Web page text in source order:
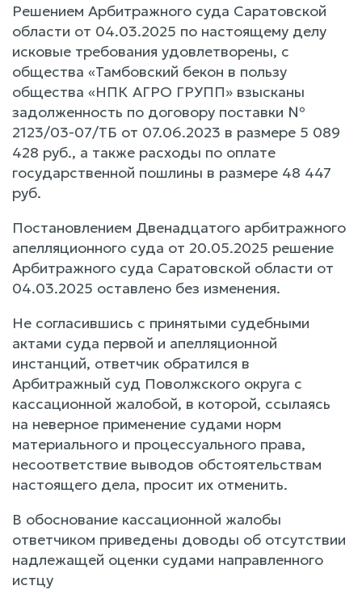
Решением Арбитражного суда Саратовской
области от 04.03.2025 по настоящему делу
исковые требования удовлетворены, с
общества «Тамбовский бекон в пользу
общества «НПК АГРО ГРУПП» взысканы
задолженность по договору поставки №
2123/03-07/ТБ от 07.06.2023 в размере 5 089
428 руб., а также расходы по оплате
государственной пошлины в размере 48 447
руб.
Постановлением Двенадцатого арбитражного
апелляционного суда от 20.05.2025 решение
Арбитражного суда Саратовской области от
04.03.2025 оставлено без изменения.
Не согласившись с принятыми судебными
актами суда первой и апелляционной
инстанций, ответчик обратился в
Арбитражный суд Поволжского округа с
кассационной жалобой, в которой, ссылаясь
на неверное применение судами норм
материального и процессуального права,
несоответствие выводов обстоятельствам
настоящего дела, просит их отменить.
В обоснование кассационной жалобы
ответчиком приведены доводы об отсутствии
надлежащей оценки судами направленного
истцу